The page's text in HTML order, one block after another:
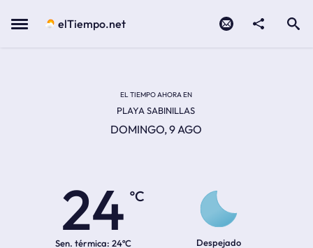
Menu elTiempo.net
EL TIEMPO AHORA EN
PLAYA SABINILLAS
DOMINGO, 9 AGO
24
ºC
Sen. térmica: 24ºC Despejado